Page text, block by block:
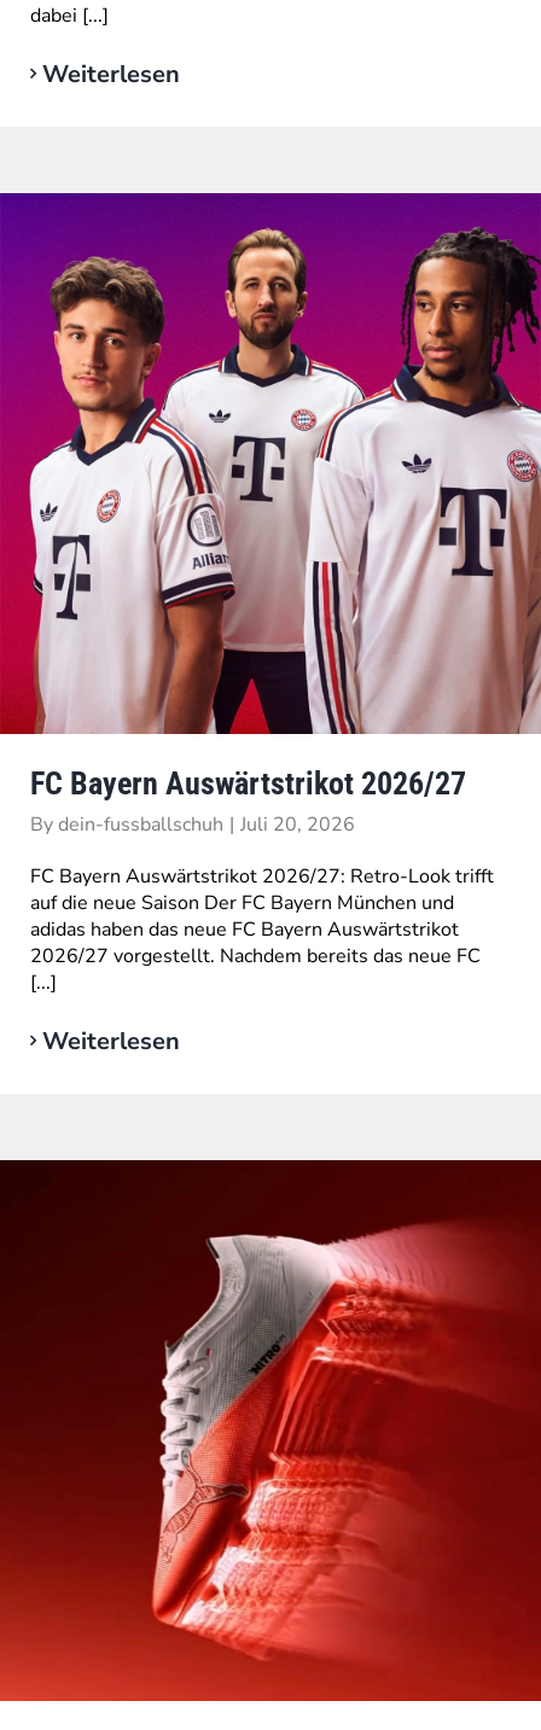
dabei [...]
Weiterlesen
FC Bayern Auswärtstrikot 2026/27
Bydein-fussballschuh | Juli 20, 2026
FC Bayern Auswärtstrikot 2026/27: Retro-Look trifft
auf die neue Saison Der FC Bayern München und
adidas haben das neue FC Bayern Auswärtstrikot
2026/27 vorgestellt. Nachdem bereits das neue FC
[...]
Weiterlesen